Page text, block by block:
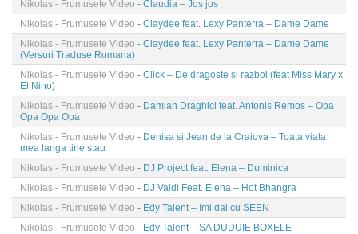
Nikolas - Frumusete Video - Claudia – Jos jos
Nikolas - Frumusete Video - Claydee feat. Lexy Panterra – Dame Dame
Nikolas - Frumusete Video - Claydee feat. Lexy Panterra – Dame Dame
(Versuri Traduse Romana)
Nikolas - Frumusete Video - Click – De dragoste si razboi (feat Miss Mary x
El Nino)
Nikolas - Frumusete Video - Damian Draghici feat. Antonis Remos – Opa
Opa Opa Opa
Nikolas - Frumusete Video - Denisa si Jean de la Craiova – Toata viata
mea langa tine stau
Nikolas - Frumusete Video - DJ Project feat. Elena – Duminica
Nikolas - Frumusete Video - DJ Valdi Feat. Elena – Hot Bhangra
Nikolas - Frumusete Video - Edy Talent – Imi dai cu SEEN
Nikolas - Frumusete Video - Edy Talent – SA DUDUIE BOXELE